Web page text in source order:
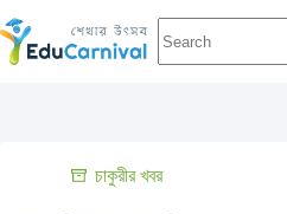
চাকুরীর খবর